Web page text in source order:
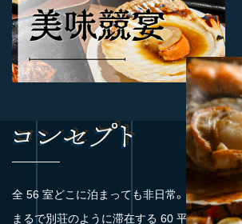
全 56 室どこに泊まっても非日常。
まるで別荘のように滞在する 60 平米の客室。